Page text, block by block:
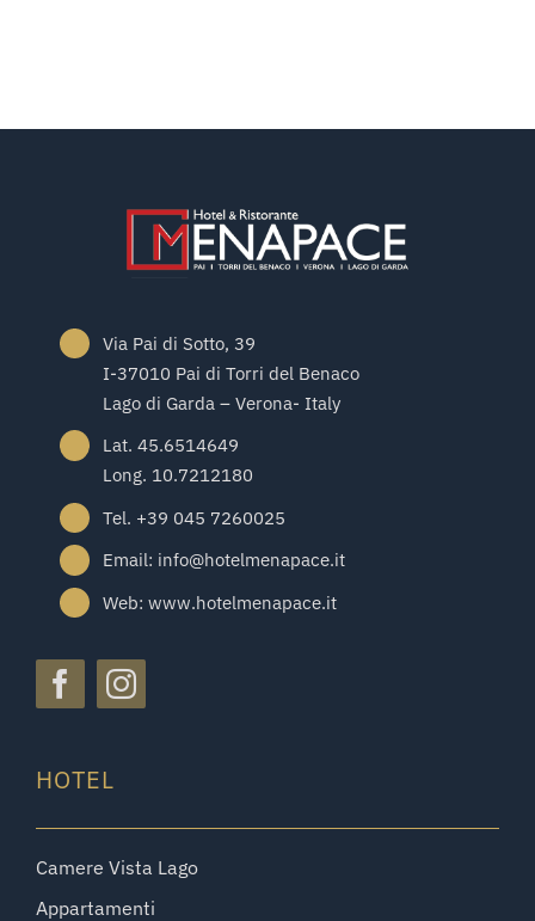
Via Pai di Sotto, 39
I-37010 Pai di Torri del Benaco
Lago di Garda – Verona- Italy
Lat. 45.6514649
Long. 10.7212180
Tel. +39 045 7260025
Email: info@hotelmenapace.it
Web: www.hotelmenapace.it
HOTEL
Camere Vista Lago
Appartamenti